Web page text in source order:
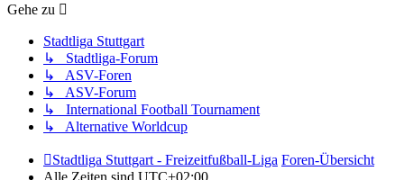
Gehe zu
Stadtliga Stuttgart
↳ Stadtliga-Forum
↳ ASV-Foren
↳ ASV-Forum
↳ International Football Tournament
↳ Alternative Worldcup
Stadtliga Stuttgart - Freizeitfußball-Liga Foren-Übersicht
Alle Zeiten sind UTC+02:00